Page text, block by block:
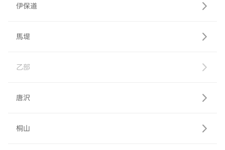
伊保道
馬堤
乙部
唐沢
桐山